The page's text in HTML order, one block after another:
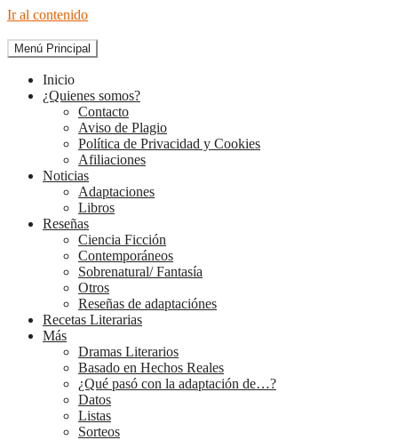
Ir al contenido
The Diary of Books
Menú Principal
Inicio
¿Quienes somos?
Contacto
Aviso de Plagio
Política de Privacidad y Cookies
Afiliaciones
Noticias
Adaptaciones
Libros
Reseñas
Ciencia Ficción
Contemporáneos
Sobrenatural/ Fantasía
Otros
Reseñas de adaptaciónes
Recetas Literarias
Más
Dramas Literarios
Basado en Hechos Reales
¿Qué pasó con la adaptación de…?
Datos
Listas
Sorteos